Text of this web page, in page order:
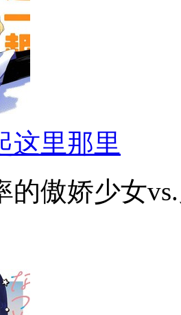
这里那里
的傲娇少女